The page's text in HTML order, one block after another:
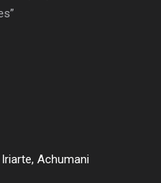
Achumani